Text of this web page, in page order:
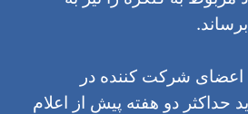
شرکت کننده در
حداکثر دو هفته پیش از اعلام